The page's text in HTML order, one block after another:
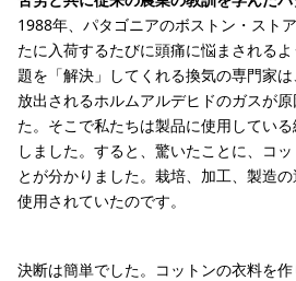
1988年、パタゴニアのボストン・スト
たに入荷するたびに頭痛に悩まされる
題を「解決」してくれる換気の専門家
放出されるホルムアルデヒドのガスが
た。そこで私たちは製品に使用してい
しました。すると、驚いたことに、コ
とが分かりました。栽培、加工、製造
使用されていたのです。
決断は簡単でした。コットンの衣料を